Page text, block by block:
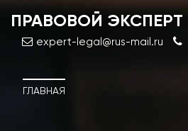
ПРАВОВОЙ ЭКСПЕРТ
expert-legal@rus-mail.ru
ГЛАВНАЯ